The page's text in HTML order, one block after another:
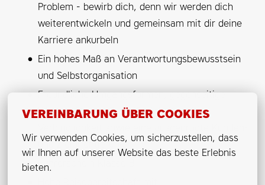
VEREINBARUNG ÜBER COOKIES
Wir verwenden Cookies, um sicherzustellen, dass
wir Ihnen auf unserer Website das beste Erlebnis
bieten.
Problem - bewirb dich, denn wir werden dich
weiterentwickeln und gemeinsam mit dir deine
Karriere ankurbeln
Ein hohes Maß an Verantwortungsbewusstsein
und Selbstorganisation
Freundliche Umgangsformen, gegenseitige
Wertschätzung, Zuverlässigkeit und
und Zielorientierung
Führerschein Klasse B